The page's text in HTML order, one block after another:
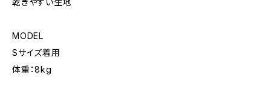
MODEL
Sサイズ着用
体重：8kg